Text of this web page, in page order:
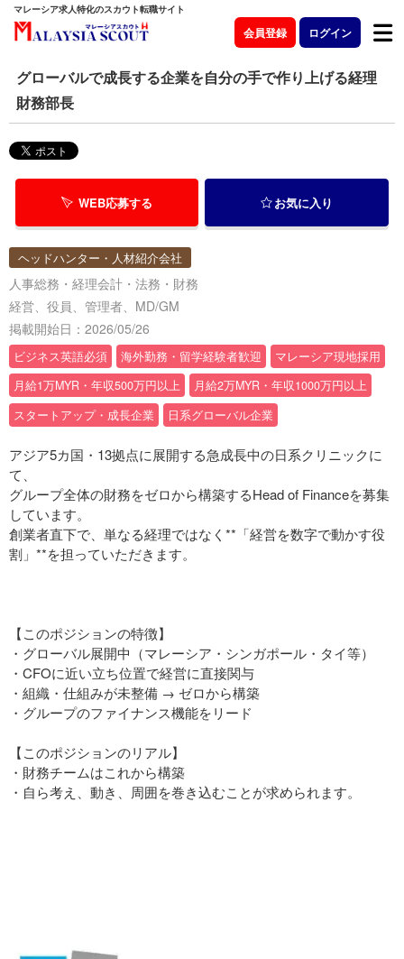
マレーシア求人特化のスカウト転職サイト
会員登録 ログイン
グローバルで成長する企業を自分の手で作り上げる経理
財務部長
WEB応募する お気に入り
ヘッドハンター・人材紹介会社
人事総務・経理会計・法務・財務
経営、役員、管理者、MD/GM
掲載開始日：2026/05/26
ビジネス英語必須 海外勤務・留学経験者歓迎
マレーシア現地採用
月給1万MYR・年収500万円以上
月給2万MYR・年収1000万円以上
スタートアップ・成長企業
日系グローバル企業
アジア5カ国・13拠点に展開する急成長中の日系クリニックに
て、
グループ全体の財務をゼロから構築するHead of Financeを募集
しています。
創業者直下で、単なる経理ではなく**「経営を数字で動かす役
割」**を担っていただきます。
【このポジションの特徴】
・グローバル展開中（マレーシア・シンガポール・タイ等）
・CFOに近い立ち位置で経営に直接関与
・組織・仕組みが未整備 → ゼロから構築
・グループのファイナンス機能をリード
【このポジションのリアル】
・財務チームはこれから構築
・自ら考え、動き、周囲を巻き込むことが求められます。